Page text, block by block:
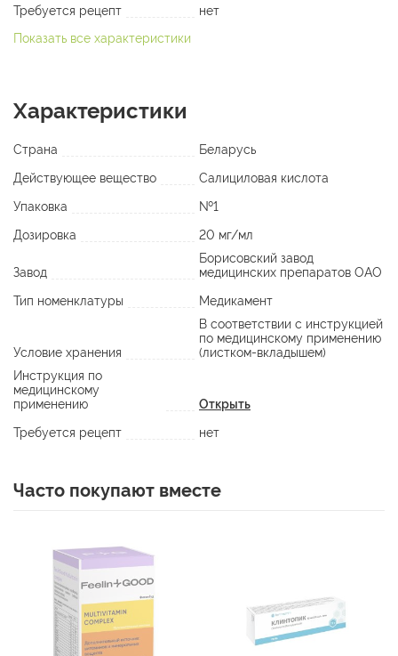
Требуется рецепт
нет
Показать все характеристики
Характеристики
Страна
Беларусь
Действующее вещество
Салициловая кислота
Упаковка
№1
Дозировка
20 мг/мл
Завод
Борисовский завод
медицинских препаратов ОАО
Тип номенклатуры
Медикамент
Условие хранения
В соответствии с инструкцией
по медицинскому применению
(листком-вкладышем)
Инструкция по
медицинскому
применению
Открыть
Требуется рецепт
нет
Часто покупают вместе